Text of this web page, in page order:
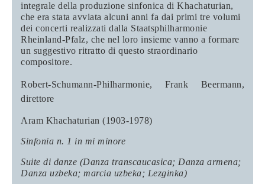
integrale della produzione sinfonica di Khachaturian,
che era stata avviata alcuni anni fa dai primi tre volumi
dei concerti realizzati dalla Staatsphilharmonie
Rheinland-Pfalz, che nel loro insieme vanno a formare
un suggestivo ritratto di questo straordinario
compositore.
Robert-Schumann-Philharmonie, Frank Beermann,
direttore
Aram Khachaturian (1903-1978)
Sinfonia n. 1 in mi minore
Suite di danze (Danza transcaucasica; Danza armena;
Danza uzbeka; marcia uzbeka; Lezginka)